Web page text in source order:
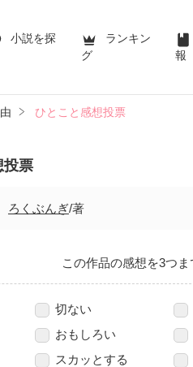
小説を探
ランキン
グ
報
ひとこと感想投票
投票
ろくぶんぎ/著
この作品の感想を3つま
切ない
おもしろい
スカッとする